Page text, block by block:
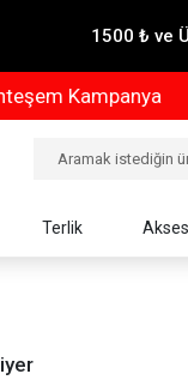
1500 ₺ ve
D'S
Terlik